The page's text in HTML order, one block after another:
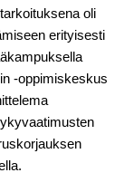
oli
erityisesti
-oppimiskeskus